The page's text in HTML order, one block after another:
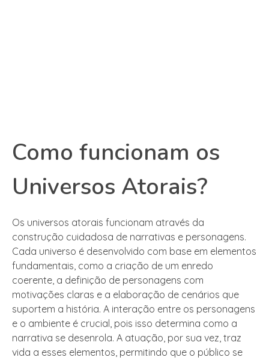
Como funcionam os
Universos Atorais?
Os universos atorais funcionam através da
construção cuidadosa de narrativas e personagens.
Cada universo é desenvolvido com base em elementos
fundamentais, como a criação de um enredo
coerente, a definição de personagens com
motivações claras e a elaboração de cenários que
suportem a história. A interação entre os personagens
e o ambiente é crucial, pois isso determina como a
narrativa se desenrola. A atuação, por sua vez, traz
vida a esses elementos, permitindo que o público se